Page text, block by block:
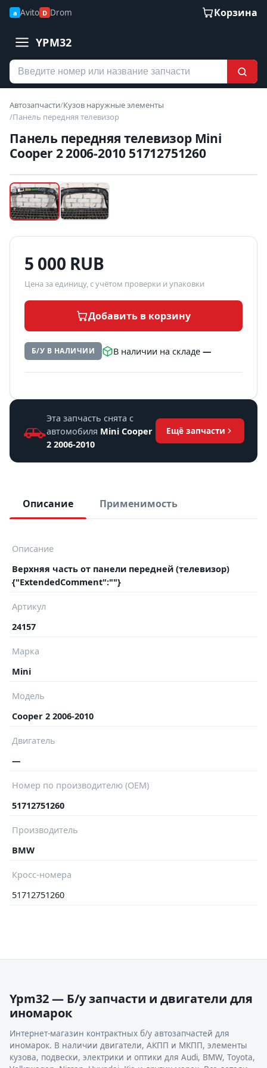
a Avito D Drom Корзина
YPM32
Автозапчасти/Кузов наружные элементы
/Панель передняя телевизор
Панель передняя телевизор Mini
Cooper 2 2006-2010 51712751260
Б/У В НАЛИЧИИ
Наведите для увеличения
5 000 RUB
Цена за единицу, с учётом проверки и упаковки
Добавить в корзину
Б/У В НАЛИЧИИ В наличии на складе—
Эта запчасть снята с
автомобиля Mini Cooper
2 2006-2010
Ещё запчасти
Описание Применимость
Описание
Верхняя часть от панели передней (телевизор)
{"ExtendedComment":""}
Артикул
24157
Марка
Mini
Модель
Cooper 2 2006-2010
Двигатель
—
Номер по производителю (OEM)
51712751260
Производитель
BMW
Кросс-номера
51712751260
Ypm32 — Б/у запчасти и двигатели для
иномарок
Интернет-магазин контрактных б/у автозапчастей для
иномарок. В наличии двигатели, АКПП и МКПП, элементы
кузова, подвески, электрики и оптики для Audi, BMW, Toyota,